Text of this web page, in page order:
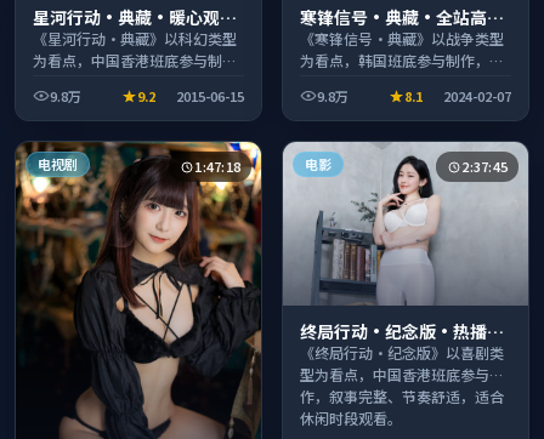
星河行动·典藏·暖心观影
季口碑发酵持续升温
《星河行动·典藏》以科幻类型
为看点，中国香港班底参与制
休闲时段观看。
9.8万 9.2 2015-06-15
寒锋信号·典藏·全站高分
推荐节奏紧凑值得追看
《寒锋信号·典藏》以战争类型
为看点，韩国班底参与制作，叙
段观看。
9.8万 8.1 2024-02-07
电视剧 1:47:18 电影 2:37:45
终局行动·纪念版·热播口
碑之作剧情扎实演技在线
《终局行动·纪念版》以喜剧类
型为看点，中国香港班底参与制
作，叙事完整、节奏舒适，适合
休闲时段观看。